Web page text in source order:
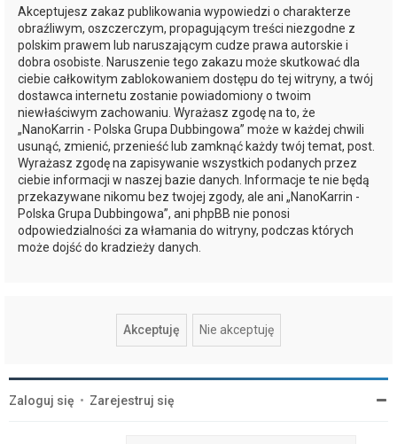
Akceptujesz zakaz publikowania wypowiedzi o charakterze
obraźliwym, oszczerczym, propagującym treści niezgodne z
polskim prawem lub naruszającym cudze prawa autorskie i
dobra osobiste. Naruszenie tego zakazu może skutkować dla
ciebie całkowitym zablokowaniem dostępu do tej witryny, a twój
dostawca internetu zostanie powiadomiony o twoim
niewłaściwym zachowaniu. Wyrażasz zgodę na to, że
„NanoKarrin - Polska Grupa Dubbingowa” może w każdej chwili
usunąć, zmienić, przenieść lub zamknąć każdy twój temat, post.
Wyrażasz zgodę na zapisywanie wszystkich podanych przez
ciebie informacji w naszej bazie danych. Informacje te nie będą
przekazywane nikomu bez twojej zgody, ale ani „NanoKarrin -
Polska Grupa Dubbingowa”, ani phpBB nie ponosi
odpowiedzialności za włamania do witryny, podczas których
może dojść do kradzieży danych.
Zaloguj się • Zarejestruj się